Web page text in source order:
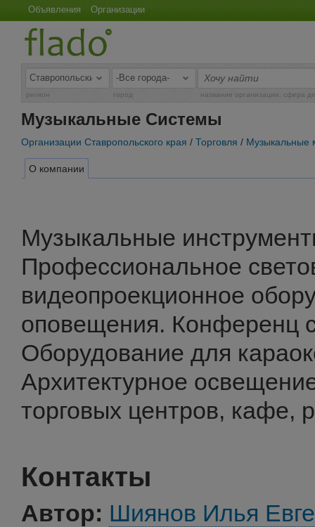
Объявления Организации
регион город название организации, сфера
Музыкальные Системы
Организации Ставропольского края / Торговля / Музыкальные
О компании
Музыкальные
Профессиональное
видеопроекционное
оповещения. Конференц
Оборудование для
Архитектурное
торговых центров, кафе,
Контакты
Автор: Шиянов Илья